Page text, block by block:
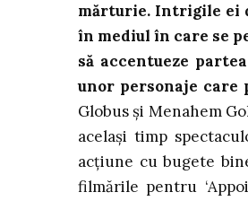
mărturie. Intrigile ei
în mediul în care se
să accentueze
unor personaje
Globus și Menahem
același timp
acțiune cu bugete
filmările pentru